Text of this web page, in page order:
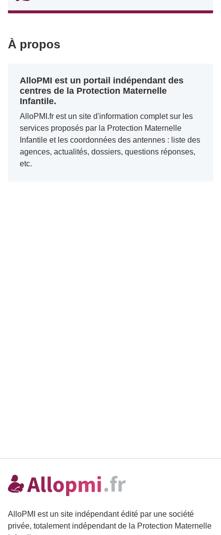
À propos
AlloPMI est un portail indépendant des
centres de la Protection Maternelle
Infantile.
AlloPMI.fr est un site d'information complet sur les
services proposés par la Protection Maternelle
Infantile et les coordonnées des antennes : liste des
agences, actualités, dossiers, questions réponses,
etc.
AlloPMI est un site indépendant édité par une société
privée, totalement indépendant de la Protection Maternelle